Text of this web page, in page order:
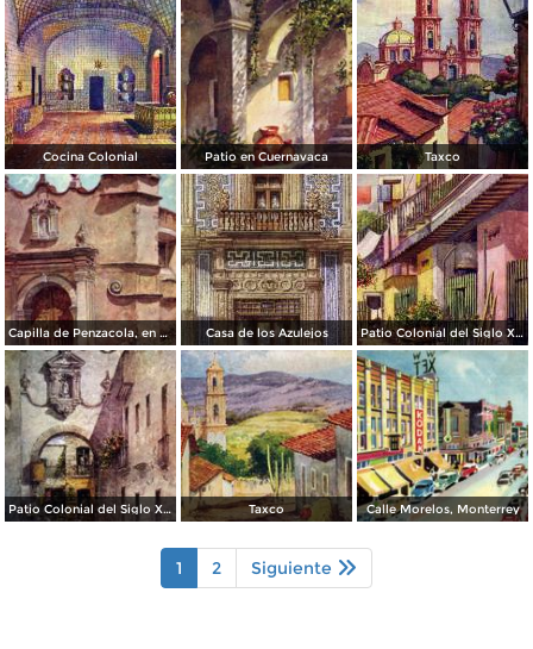
Cocina Colonial Patio en Cuernavaca Taxco
Capilla de Penzacola, en Coyoacán Casa de los Azulejos Patio Colonial del Siglo XVIII
Patio Colonial del Siglo XVIII Taxco Calle Morelos, Monterrey
1 2 Siguiente